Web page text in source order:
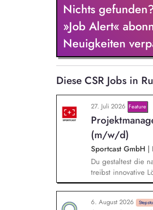
Nichts
»Job Alert«
Neuigkeiten
Diese CSR Jobs in
27. Juli 2026 Feature
(m/w/d)
Sportcast GmbH |
Du gestaltest die
treibst innovative
der Evaluierung
Co2e-Fußabdruck,
Stromversorgung
6. August 2026